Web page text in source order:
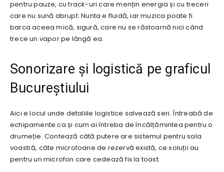
pentru pauze, cu track-uri care mențin energia și cu treceri
care nu sună abrupt. Nunta e fluidă, iar muzica poate fi
barca aceea mică, sigură, care nu se răstoarnă nici când
trece un vapor pe lângă ea.
Sonorizare și logistică pe graficul
Bucureștiului
Aici e locul unde detaliile logistice salvează seri. Întreabă de
echipamente ca și cum ai întreba de încălțămintea pentru o
drumeție. Contează câtă putere are sistemul pentru sala
voastră, câte microfoane de rezervă există, ce soluții au
pentru un microfon care cedează fix la toast.